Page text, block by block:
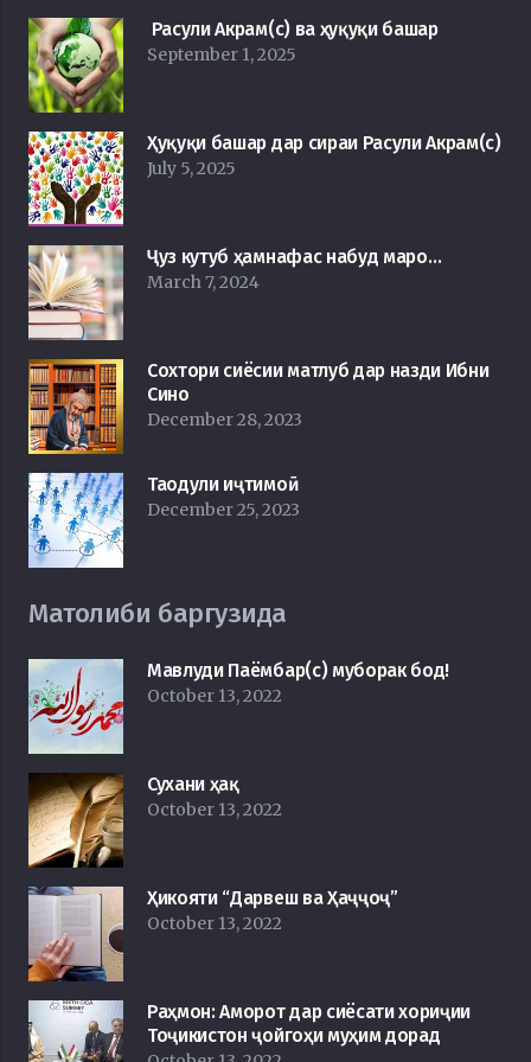
Расули Акрам(с) ва ҳуқуқи башар
September 1, 2025
Ҳуқуқи башар дар сираи Расули Акрам(с)
July 5, 2025
Ҷуз кутуб ҳамнафас набуд маро…
March 7, 2024
Сохтори сиёсии матлуб дар назди Ибни
Сино
December 28, 2023
Таодули иҷтимоӣ
December 25, 2023
Матолиби баргузида
Мавлуди Паёмбар(с) муборак бод!
October 13, 2022
Сухани ҳақ
October 13, 2022
Ҳикояти “Дарвеш ва Ҳаҷҷоҷ”
October 13, 2022
Раҳмон: Аморот дар сиёсати хориҷии
Тоҷикистон ҷойгоҳи муҳим дорад